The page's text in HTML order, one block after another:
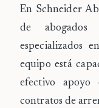
En Schneider
de abogados
especializados
equipo está
efectivo
contratos de